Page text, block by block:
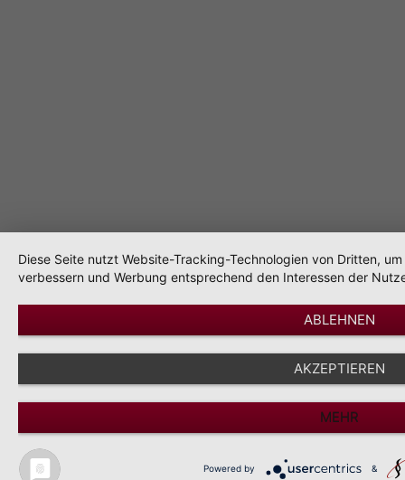
Diese Seite nutzt Website-Tracking-Technologien von Dritten,
verbessern und Werbung entsprechend den Interessen der
ABLEHNEN
AKZEPTIEREN
MEHR
Powered by &